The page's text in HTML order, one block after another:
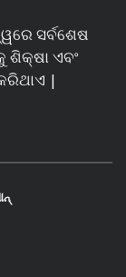
ସର୍ବଶେଷ
ଏବଂ
|